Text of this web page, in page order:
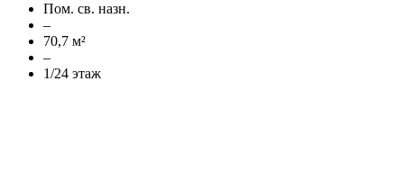
Пом. св. назн.
–
70,7 м²
–
1/24 этаж